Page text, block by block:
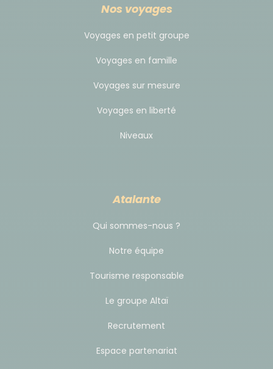
Nos voyages
Voyages en petit groupe
Voyages en famille
Voyages sur mesure
Voyages en liberté
Niveaux
Atalante
Qui sommes-nous ?
Notre équipe
Tourisme responsable
Le groupe Altaï
Recrutement
Espace partenariat